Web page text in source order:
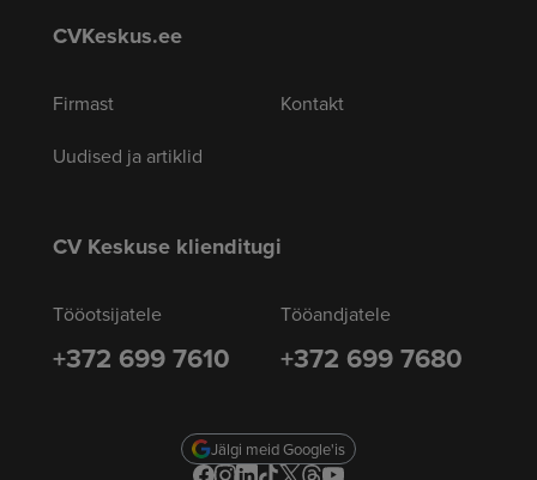
CVKeskus.ee
Firmast
Uudised ja artiklid
Kontakt
CV Keskuse klienditugi
Tööotsijatele
+372 699 7610
Tööandjatele
+372 699 7680
Jälgi meid Google'is